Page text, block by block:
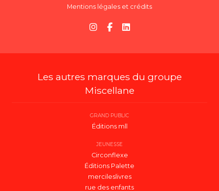
Mentions légales et crédits
Les autres marques du groupe
Miscellane
GRAND PUBLIC
Éditions mll
JEUNESSE
Circonflexe
Éditions Palette
mercileslivres
rue des enfants